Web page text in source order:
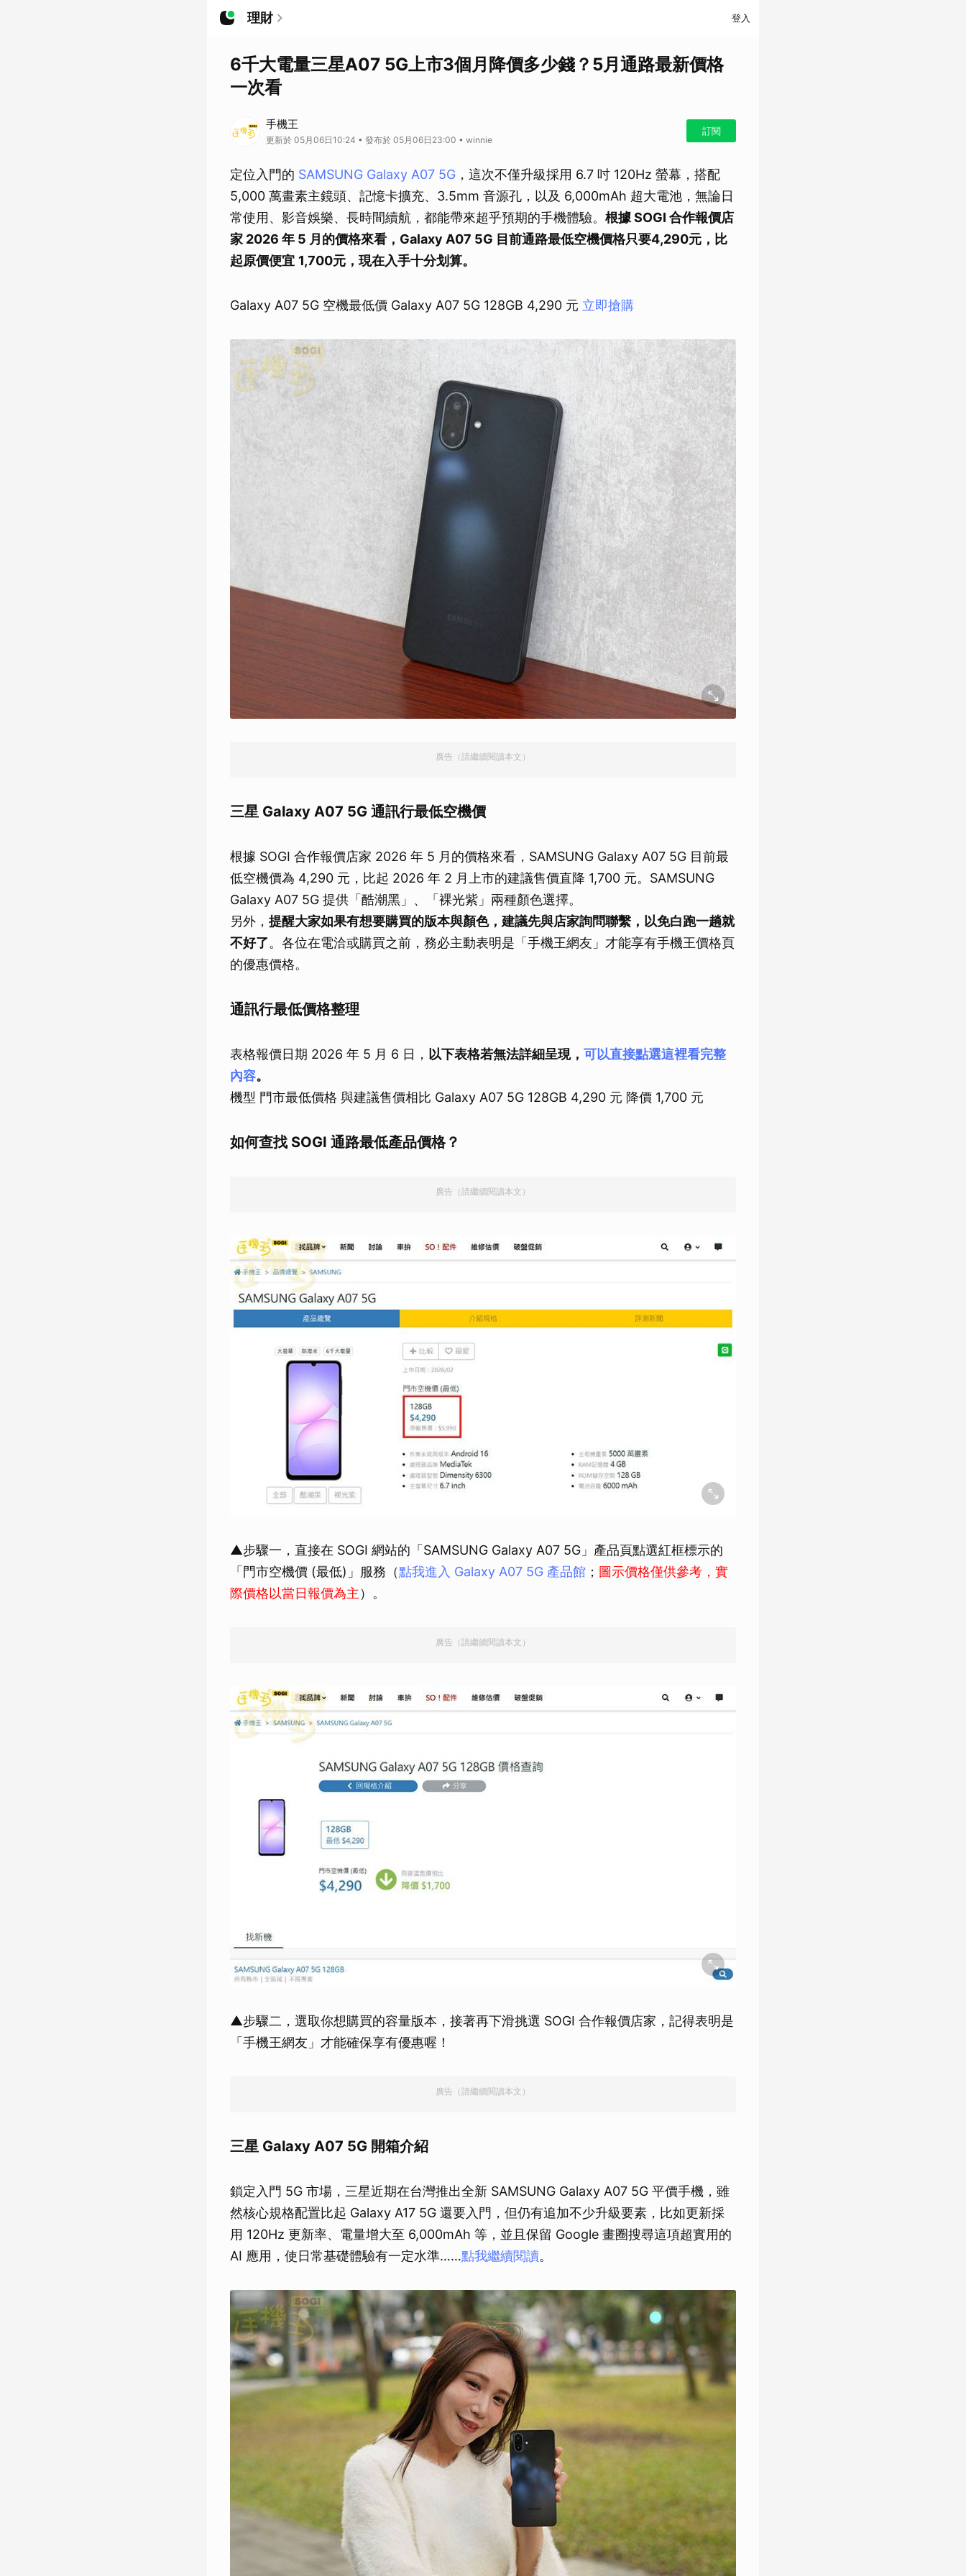
理財 登入
6千大電量三星A07 5G上市3個月降價多少錢？5月通路最新價格
一次看
手機王
更新於 05月06日10:24 • 發布於 05月06日23:00 • winnie
訂閱
定位入門的 SAMSUNG Galaxy A07 5G ，這次不僅升級採用 6.7 吋 120Hz 螢幕，搭配
5,000 萬畫素主鏡頭、記憶卡擴充、3.5mm 音源孔，以及 6,000mAh 超大電池，無論日
常使用、影音娛樂、長時間續航，都能帶來超乎預期的手機體驗。 根據 SOGI 合作報價店
家 2026 年 5 月的價格來看，Galaxy A07 5G 目前通路最低空機價格只要4,290元，比
起原價便宜 1,700元，現在入手十分划算。
Galaxy A07 5G 空機最低價 Galaxy A07 5G 128GB 4,290 元 立即搶購
廣告（請繼續閱讀本文）
三星 Galaxy A07 5G 通訊行最低空機價
根據 SOGI 合作報價店家 2026 年 5 月的價格來看，SAMSUNG Galaxy A07 5G 目前最
低空機價為 4,290 元，比起 2026 年 2 月上市的建議售價直降 1,700 元。SAMSUNG
Galaxy A07 5G 提供「酷潮黑」、「裸光紫」兩種顏色選擇。
另外， 提醒大家如果有想要購買的版本與顏色，建議先與店家詢問聯繫，以免白跑一趟就
不好了。各位在電洽或購買之前，務必主動表明是「手機王網友」才能享有手機王價格頁
的優惠價格。
通訊行最低價格整理
表格報價日期 2026 年 5 月 6 日， 以下表格若無法詳細呈現， 可以直接點選這裡看完整
內容。
機型 門市最低價格 與建議售價相比 Galaxy A07 5G 128GB 4,290 元 降價 1,700 元
如何查找 SOGI 通路最低產品價格？
廣告（請繼續閱讀本文）
▲步驟一，直接在 SOGI 網站的「SAMSUNG Galaxy A07 5G」產品頁點選紅框標示的
「門市空機價 (最低)」服務（點我進入 Galaxy A07 5G 產品館 ； 圖示價格僅供參考，實
際價格以當日報價為主）。
廣告（請繼續閱讀本文）
▲步驟二，選取你想購買的容量版本，接著再下滑挑選 SOGI 合作報價店家，記得表明是
「手機王網友」才能確保享有優惠喔！
廣告（請繼續閱讀本文）
三星 Galaxy A07 5G 開箱介紹
鎖定入門 5G 市場，三星近期在台灣推出全新 SAMSUNG Galaxy A07 5G 平價手機，雖
然核心規格配置比起 Galaxy A17 5G 還要入門，但仍有追加不少升級要素，比如更新採
用 120Hz 更新率、電量增大至 6,000mAh 等，並且保留 Google 畫圈搜尋這項超實用的
AI 應用，使日常基礎體驗有一定水準……點我繼續閱讀。